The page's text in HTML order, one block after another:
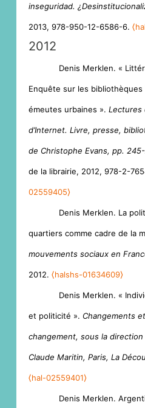
inseguridad.
2013, 978-950-12-6586-6.
2012
Denis Merklen. «
Enquête sur les
émeutes urbaines ». Lectures
d’Internet. Livre, presse,
de Christophe Evans, pp.
de la librairie, 2012, 978-2-
02559405⟩
Denis Merklen. La
quartiers comme cadre de la
mouvements sociaux en
2012. ⟨halshs-01634609⟩
Denis Merklen. «
et politicité ». Changements
changement, sous la
Claude Maritin, Paris, La
⟨hal-02559401⟩
Denis Merklen.